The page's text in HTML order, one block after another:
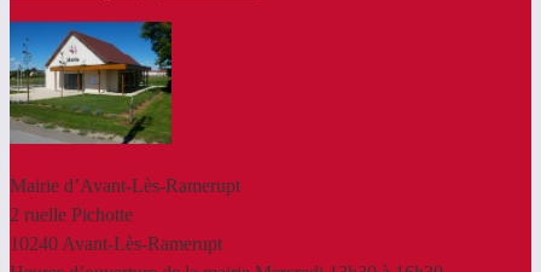
Mairie d’Avant-Lès-Ramerupt
2 ruelle Pichotte
10240 Avant-Lès-Ramerupt